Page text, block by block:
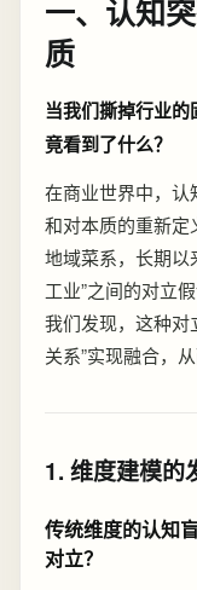
一、认知
质
当我们撕掉行业
竟看到了什么？
在商业世界中，
和对本质的重新
地域菜系，长期以
工业”之间的对立
我们发现，这种对
关系”实现融合，
1. 维度建模的
传统维度的认知
对立？